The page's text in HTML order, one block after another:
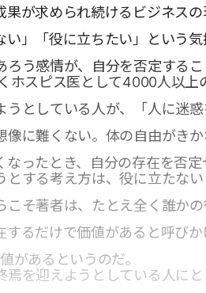
が求められ続けるビジネスの
」「役に立ちたい」という気
う感情が、自分を否定する
ホスピス医として4000人以上
うとしている人が、「人に迷
に難くない。体の自由がきか
ったとき、自分の存在を否定
する考え方は、役に立たない
そ著者は、たとえ全く誰か
るだけで価値があると呼びか
があるというのだ。
焉を迎えようとしている人に